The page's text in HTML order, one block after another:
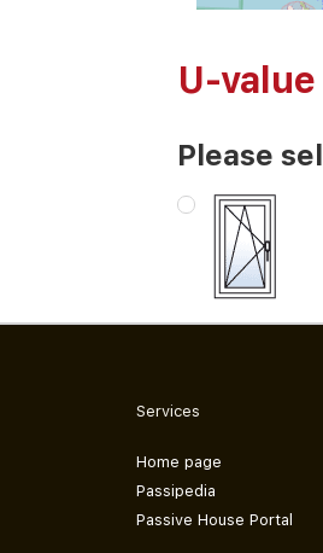
U-
Please
Services
Home page
Passipedia
Passive House Portal